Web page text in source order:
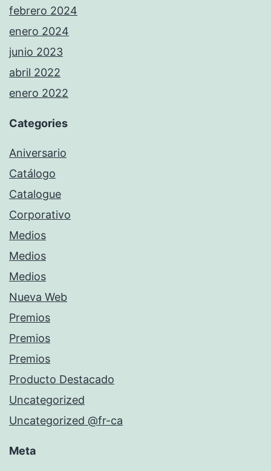
febrero 2024
enero 2024
junio 2023
abril 2022
enero 2022
Categories
Aniversario
Catálogo
Catalogue
Corporativo
Medios
Medios
Medios
Nueva Web
Premios
Premios
Premios
Producto Destacado
Uncategorized
Uncategorized @fr-ca
Meta